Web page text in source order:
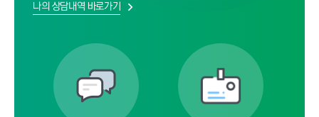
나의 상담내역 바로가기